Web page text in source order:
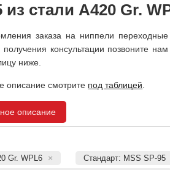
из стали A420 Gr.
заказа на ниппели переходные
консультации позвоните
ниже.
описание смотрите под таблицей
описание
Gr. WPL6
Стандарт: MSS SP-95